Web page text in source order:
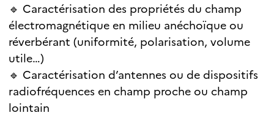
🔹 Caractérisation des propriétés du champ
électromagnétique en milieu anéchoïque ou
réverbérant (uniformité, polarisation, volume
utile…)
🔹 Caractérisation d’antennes ou de dispositifs
radiofréquences en champ proche ou champ
lointain